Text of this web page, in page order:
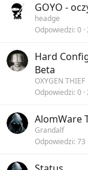
GOYO -
headge
Odpowiedzi 0
Hard
Beta
OXYGEN THIEF
Odpowiedzi 0
AlomWare
Grandalf
Odpowiedzi 73